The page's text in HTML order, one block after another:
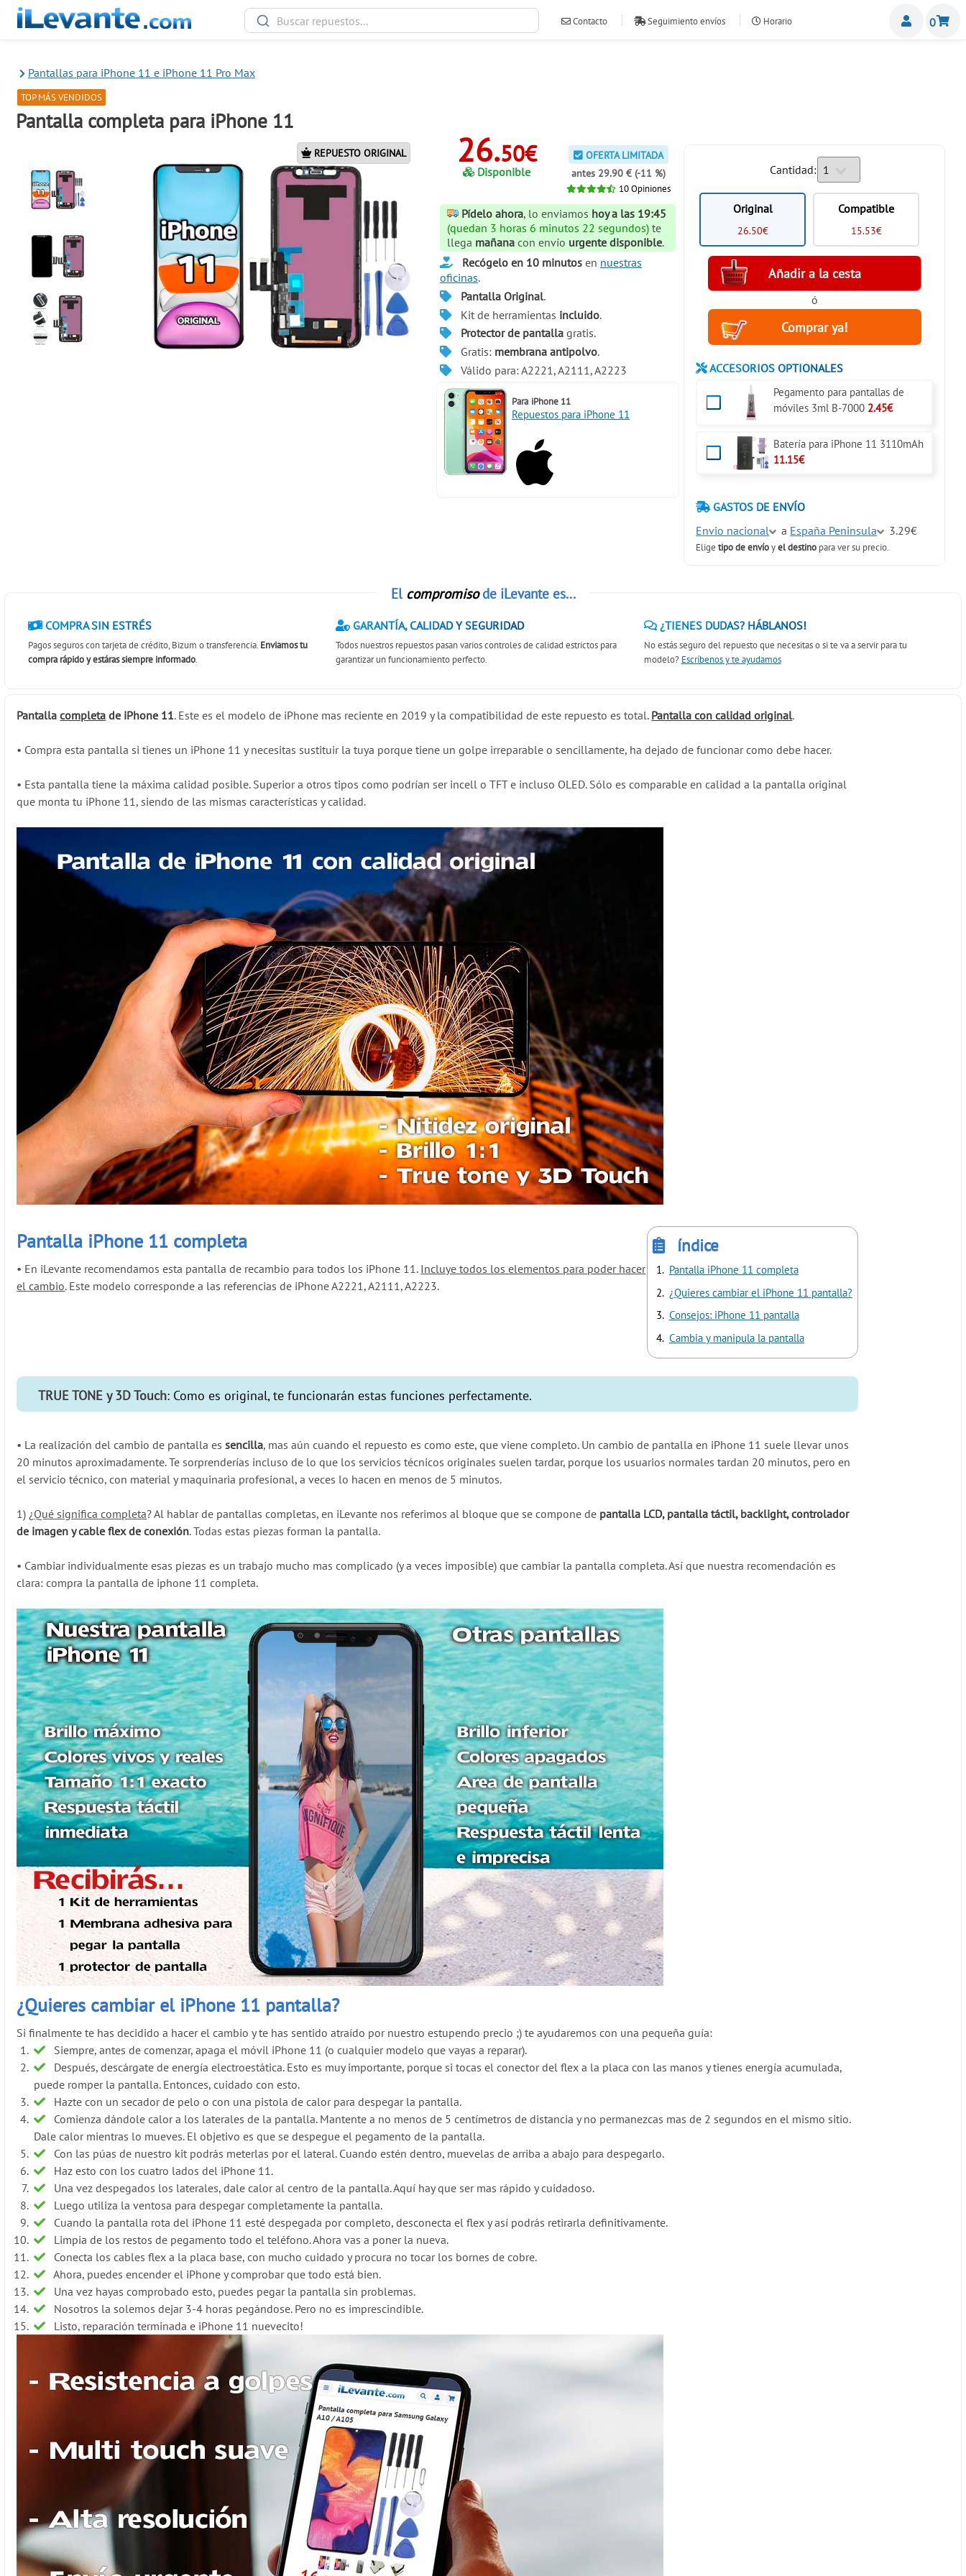
Contacto Seguimiento envíos Horario 0
Pantallas para iPhone 11 e iPhone 11 Pro Max
TOP MÁS VENDIDOS
Pantalla completa para iPhone 11
REPUESTO ORIGINAL 26.50€
Disponible
OFERTA LIMITADA
antes 29.90 € (-11 %)
10Opiniones
Pídelo ahora, lo enviamos hoy a las 19:45
(quedan 3 horas 6 minutos 20 segundos) te
llega mañana con envío urgente disponible.
Recógelo en 10 minutosen nuestras
oficinas.
Pantalla Original.
Kit de herramientas incluido.
Protector de pantallagratis.
Gratis: membrana antipolvo.
Válido para: A2221, A2111, A2223
Para iPhone 11
Repuestos para iPhone 11
Cantidad:
Original
26.50€
Compatible
15.53€
ó
ACCESORIOS OPTIONALES
Pegamento para pantallas de
móviles 3ml B-7000 2.45€
Batería para iPhone 11 3110mAh
11.15€
GASTOS DE ENVÍO
Envio nacional
a España Peninsula 3.29€
Eligetipo de envíoyel destino para ver su precio.
El compromisode iLevante es...
COMPRA SIN ESTRÉS
Pagos seguros con tarjeta de crédito, Bizum o transferencia. Enviamos tu
compra rápido y estáras siempre informado.
GARANTÍA, CALIDAD Y SEGURIDAD
Todos nuestros repuestos pasan varios controles de calidad estrictos para
garantizar un funcionamiento perfecto.
¿TIENES DUDAS? HÁBLANOS!
No estás seguro del repuesto que necesitas o si te va a servir para tu
modelo? Escríbenos y te ayudamos
Pantallacompleta de iPhone 11. Este es el modelo de iPhone mas reciente en 2019 y la compatibilidad de este repuesto es total. Pantalla con calidad original.
• Compra esta pantalla si tienes un iPhone 11 y necesitas sustituir la tuya porque tiene un golpe irreparable o sencillamente, ha dejado de funcionar como debe hacer.
• Esta pantalla tiene la máxima calidad posible. Superior a otros tipos como podrían ser incell o TFT e incluso OLED. Sólo es comparable en calidad a la pantalla original
que monta tu iPhone 11, siendo de las mismas características y calidad.
índice
Pantalla iPhone 11 completa
¿Quieres cambiar el iPhone 11 pantalla?
Consejos: iPhone 11 pantalla
Cambia y manipula la pantalla
Pantalla iPhone 11 completa
• En iLevante recomendamos esta pantalla de recambio para todos los iPhone 11. Incluye todos los elementos para poder hacer
el cambio. Este modelo corresponde a las referencias de iPhone A2221, A2111, A2223.
TRUE TONE y 3D Touch: Como es original, te funcionarán estas funciones perfectamente.
• La realización del cambio de pantalla es sencilla, mas aún cuando el repuesto es como este, que viene completo. Un cambio de pantalla en iPhone 11 suele llevar unos
20 minutos aproximadamente. Te sorprenderías incluso de lo que los servicios técnicos originales suelen tardar, porque los usuarios normales tardan 20 minutos, pero en
el servicio técnico, con material y maquinaria profesional, a veces lo hacen en menos de 5 minutos.
1) ¿Qué significa completa? Al hablar de pantallas completas, en iLevante nos referimos al bloque que se compone de pantalla LCD, pantalla táctil, backlight, controlador
de imagen y cable flex de conexión. Todas estas piezas forman la pantalla.
• Cambiar individualmente esas piezas es un trabajo mucho mas complicado (y a veces imposible) que cambiar la pantalla completa. Así que nuestra recomendación es
clara: compra la pantalla de iphone 11 completa.
¿Quieres cambiar el iPhone 11 pantalla?
Si finalmente te has decidido a hacer el cambio y te has sentido atraído por nuestro estupendo precio ;) te ayudaremos con una pequeña guía:
Siempre, antes de comenzar, apaga el móvil iPhone 11 (o cualquier modelo que vayas a reparar).
Después, descárgate de energía electroestática. Esto es muy importante, porque si tocas el conector del flex a la placa con las manos y tienes energía acumulada,
puede romper la pantalla. Entonces, cuidado con esto.
Hazte con un secador de pelo o con una pistola de calor para despegar la pantalla.
Comienza dándole calor a los laterales de la pantalla. Mantente a no menos de 5 centímetros de distancia y no permanezcas mas de 2 segundos en el mismo sitio.
Dale calor mientras lo mueves. El objetivo es que se despegue el pegamento de la pantalla.
Con las púas de nuestro kit podrás meterlas por el lateral. Cuando estén dentro, muevelas de arriba a abajo para despegarlo.
Haz esto con los cuatro lados del iPhone 11.
Una vez despegados los laterales, dale calor al centro de la pantalla. Aquí hay que ser mas rápido y cuidadoso.
Luego utiliza la ventosa para despegar completamente la pantalla.
Cuando la pantalla rota del iPhone 11 esté despegada por completo, desconecta el flex y así podrás retirarla definitivamente.
Limpia de los restos de pegamento todo el teléfono. Ahora vas a poner la nueva.
Conecta los cables flex a la placa base, con mucho cuidado y procura no tocar los bornes de cobre.
Ahora, puedes encender el iPhone y comprobar que todo está bien.
Una vez hayas comprobado esto, puedes pegar la pantalla sin problemas.
Nosotros la solemos dejar 3-4 horas pegándose. Pero no es imprescindible.
Listo, reparación terminada e iPhone 11 nuevecito!